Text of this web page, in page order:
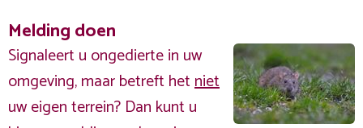
Melding doen
Signaleert u ongedierte in uw
omgeving, maar betreft hetniet
uw eigen terrein? Dan kunt u